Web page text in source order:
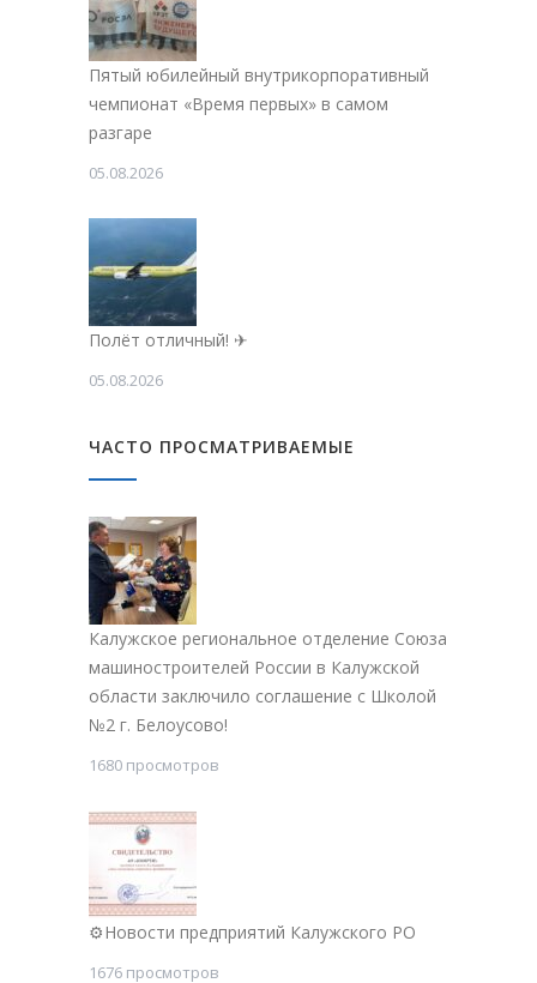
Пятый юбилейный внутрикорпоративный
чемпионат «Время первых» в самом
разгаре
05.08.2026
Полёт отличный! ✈
05.08.2026
ЧАСТО ПРОСМАТРИВАЕМЫЕ
Калужское региональное отделение Союза
машиностроителей России в Калужской
области заключило соглашение с Школой
№2 г. Белоусово!
1680 просмотров
⚙Новости предприятий Калужского РО
1676 просмотров